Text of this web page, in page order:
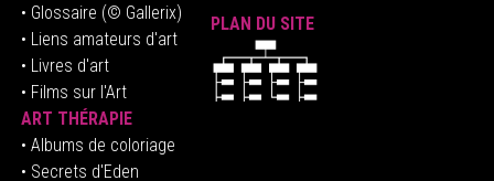
• Glossaire (© Gallerix)
• Liens amateurs d'art
• Livres d'art
• Films sur l'Art
ART THÉRAPIE
• Albums de coloriage
• Secrets d'Eden
PLAN DU SITE